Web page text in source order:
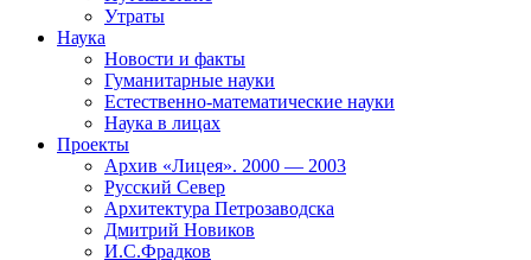
Утраты
Наука
Новости и факты
Гуманитарные науки
Естественно-математические науки
Наука в лицах
Проекты
Архив «Лицея». 2000 — 2003
Русский Север
Архитектура Петрозаводска
Дмитрий Новиков
И.С.Фрадков